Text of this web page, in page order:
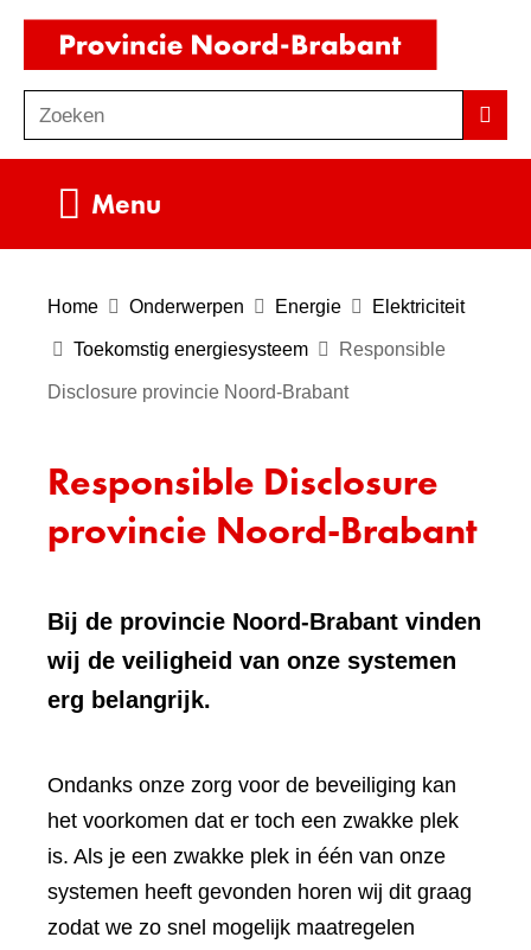
Ga
de
inhoud
o
e
Zoeken
Menu
Home Onderwerpen Energie Elektriciteit
Toekomstig energiesysteem Responsible
Disclosure provincie Noord-Brabant
Responsible Disclosure
provincie Noord-Brabant
Bij de provincie Noord-Brabant vinden
wij de veiligheid van onze systemen
erg belangrijk.
Ondanks onze zorg voor de beveiliging kan
het voorkomen dat er toch een zwakke plek
is. Als je een zwakke plek in één van onze
systemen heeft gevonden horen wij dit graag
zodat we zo snel mogelijk maatregelen